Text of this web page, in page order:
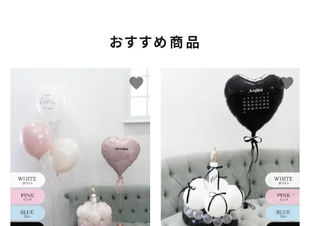
おすすめ商品
favorite favorite